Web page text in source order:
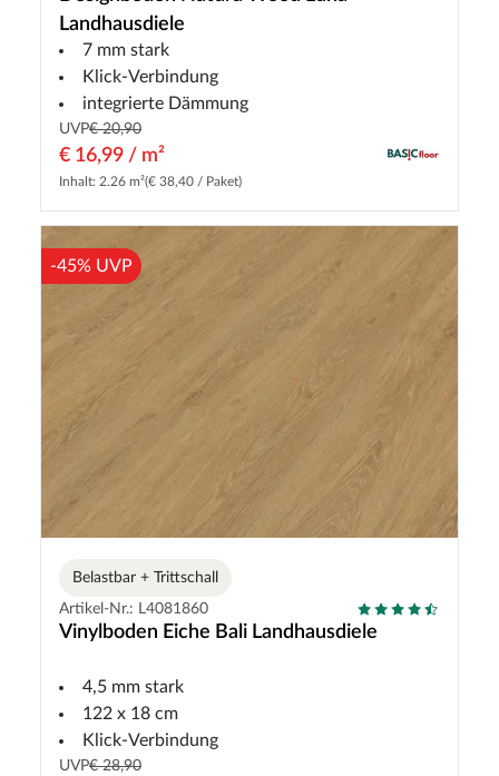
Landhausdiele
7 mm stark
Klick-Verbindung
integrierte Dämmung
UVP€ 20,90
€ 16,99 / m²
Inhalt: 2.26 m²(€ 38,40 / Paket)
-45% UVP
Belastbar + Trittschall
Artikel-Nr.: L4081860
Vinylboden Eiche Bali Landhausdiele
4,5 mm stark
122 x 18 cm
Klick-Verbindung
UVP€ 28,90